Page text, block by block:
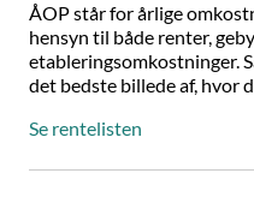
ÅOP står for årlige
hensyn til både renter,
etableringsomkostninger.
det bedste billede af, hvor
Se rentelisten